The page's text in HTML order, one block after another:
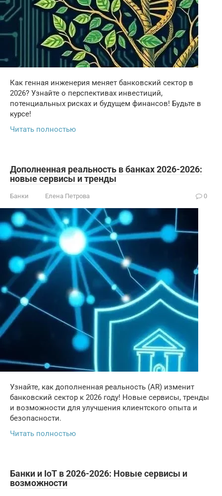
Как генная инженерия меняет банковский сектор в
2026? Узнайте о перспективах инвестиций,
потенциальных рисках и будущем финансов! Будьте в
курсе!
Читать полностью
Дополненная реальность в банках 2026-2026:
новые сервисы и тренды
Банки Елена Петрова 0
Узнайте, как дополненная реальность (AR) изменит
банковский сектор к 2026 году! Новые сервисы, тренды
и возможности для улучшения клиентского опыта и
безопасности.
Читать полностью
Банки и IoT в 2026-2026: Новые сервисы и
возможности